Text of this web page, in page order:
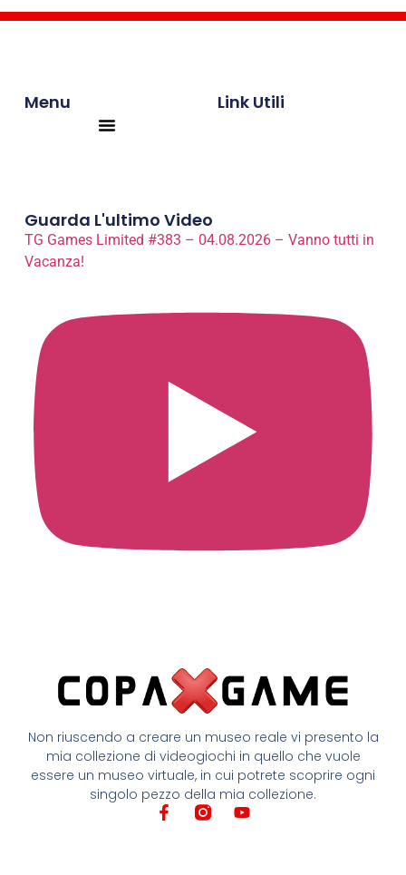
Non riuscendo a creare un museo reale vi presento la
mia collezione di videogiochi in quello che vuole
essere un museo virtuale, in cui potrete scoprire ogni
singolo pezzo della mia collezione.
Menu Link Utili
Guarda L'ultimo Video
TG Games Limited #383 – 04.08.2026 – Vanno tutti in
Vacanza!